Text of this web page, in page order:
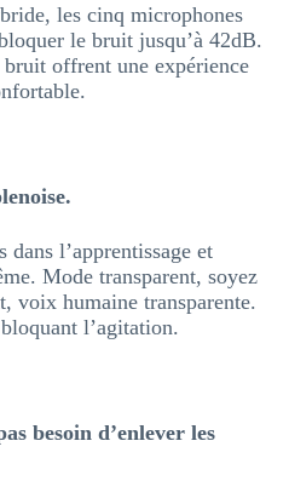
les cinq microphones
le bruit jusqu’à 42dB.
offrent une expérience
l’apprentissage et
Mode transparent, soyez
voix humaine transparente.
l’agitation.
besoin d’enlever les